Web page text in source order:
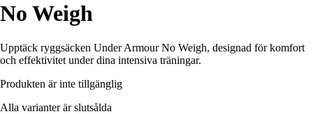
No Weigh
Upptäck ryggsäcken Under Armour No Weigh, designad för komfort
och effektivitet under dina intensiva träningar.
Produkten är inte tillgänglig
Alla varianter är slutsålda